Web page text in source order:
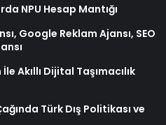
NPU Hesap Mantığı
Google Reklam Ajansı, SEO
Akıllı Dijital Taşımacılık
Türk Dış Politikası ve